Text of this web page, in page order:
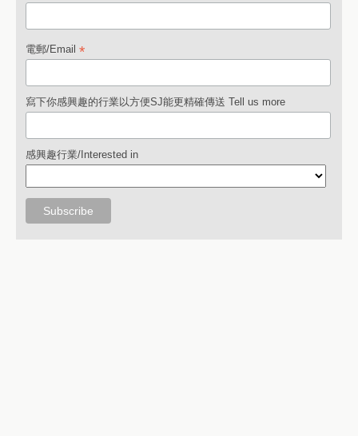
電郵/Email*
寫下你感興趣的行業以方便SJ能更精確傳送 Tell us more
感興趣行業/Interested in